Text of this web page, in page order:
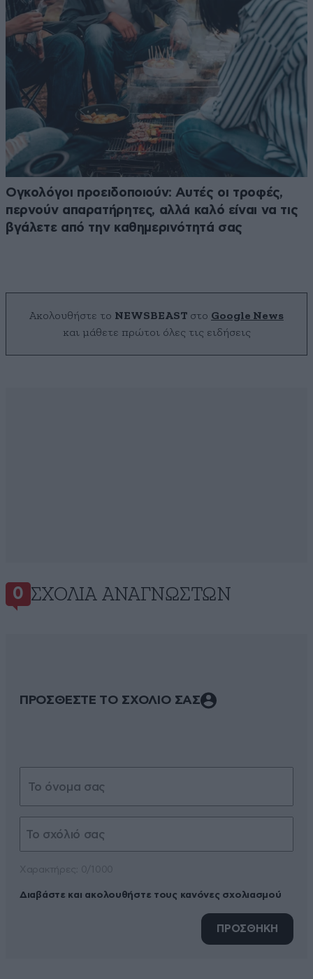
Ογκολόγοι προειδοποιούν: Αυτές οι τροφές,
περνούν απαρατήρητες, αλλά καλό είναι να τις
βγάλετε από την καθημερινότητά σας
Ακολουθήστε το NEWSBEAST στο Google News
και μάθετε πρώτοι όλες τις ειδήσεις
0 ΣΧΌΛΙΑ ΑΝΑΓΝΩΣΤΏΝ
ΠΡΟΣΘΕΣΤΕ ΤΟ ΣΧΟΛΙΟ ΣΑΣ
Διαβάστε και ακολουθήστε τους κανόνες σχολιασμού
ΠΡΟΣΘΗΚΗ